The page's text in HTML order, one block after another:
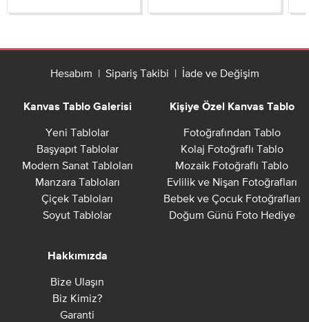
Hesabım | Sipariş Takibi | İade ve Değişim
Kanvas Tablo Galerisi
Yeni Tablolar
Başyapıt Tablolar
Modern Sanat Tabloları
Manzara Tabloları
Çiçek Tabloları
Soyut Tablolar
Kişiye Özel Kanvas Tablo
Fotoğrafından Tablo
Kolaj Fotoğraflı Tablo
Mozaik Fotoğraflı Tablo
Evlilik ve Nişan Fotoğrafları
Bebek ve Çocuk Fotoğrafları
Doğum Günü Foto Hediye
Hakkımızda
Bize Ulaşın
Biz Kimiz?
Garanti